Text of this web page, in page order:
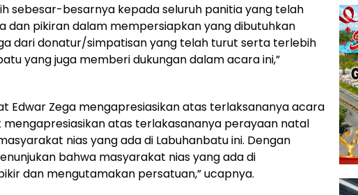
sebesar-besarnya kepada seluruh panitia yang telah
dan pikiran dalam mempersiapkan yang dibutuhkan
dari donatur/simpatisan yang telah turut serta terlebih
yang juga memberi dukungan dalam acara ini,”
Edwar Zega mengapresiasikan atas terlaksananya acara
mengapresiasikan atas terlakasananya perayaan natal
nias yang ada di Labuhanbatu ini. Dengan
bahwa masyarakat nias yang ada di
dan mengutamakan persatuan,” ucapnya.